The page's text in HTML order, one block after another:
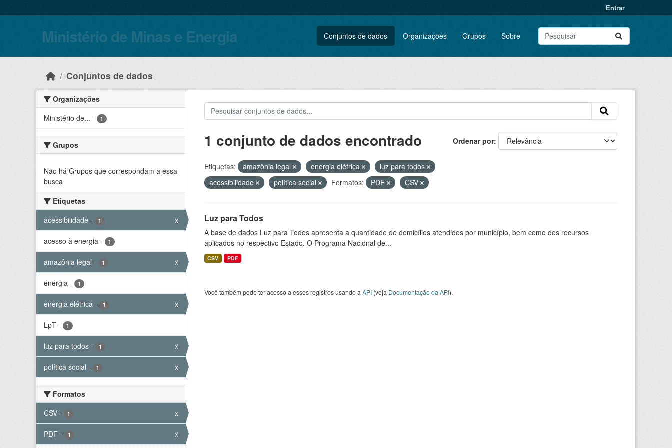
Entrar
Ministério de Minas e Energia Conjuntos de dados Organizações Grupos Sobre
Conjuntos de dados
Organizações
Ministério de... - 1
Grupos
Não há Grupos que correspondam a essa
busca
Etiquetas
acessibilidade - 1 x
acesso à energia - 1
amazônia legal - 1 x
energia - 1
energia elétrica - 1 x
LpT - 1
luz para todos - 1 x
política social - 1 x
Formatos
CSV - 1 x
PDF - 1 x
Ordenar por
1 conjunto de dados encontrado
Etiquetas: amazônia legal energia elétrica
luz para todos
acessibilidade
política social Formatos: PDF CSV
Luz para Todos
A base de dados Luz para Todos apresenta a quantidade de domicílios atendidos por município, bem como dos recursos
aplicados no respectivo Estado. O Programa Nacional de...
CSV PDF
Você também pode ter acesso a esses registros usando a API(veja Documentação da API).